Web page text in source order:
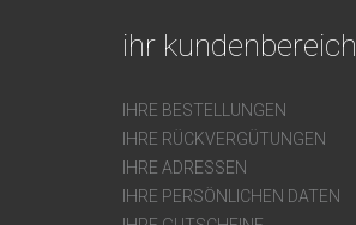
ihr kundenbereich
IHRE BESTELLUNGEN
IHRE RÜCKVERGÜTUNGEN
IHRE ADRESSEN
IHRE PERSÖNLICHEN DATEN